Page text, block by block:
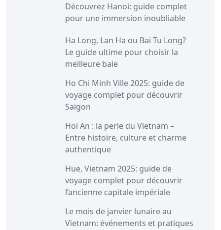
Découvrez Hanoi: guide complet
pour une immersion inoubliable
Ha Long, Lan Ha ou Bai Tu Long?
Le guide ultime pour choisir la
meilleure baie
Ho Chi Minh Ville 2025: guide de
voyage complet pour découvrir
Saigon
Hoi An : la perle du Vietnam –
Entre histoire, culture et charme
authentique
Hue, Vietnam 2025: guide de
voyage complet pour découvrir
l’ancienne capitale impériale
Le mois de janvier lunaire au
Vietnam: événements et pratiques